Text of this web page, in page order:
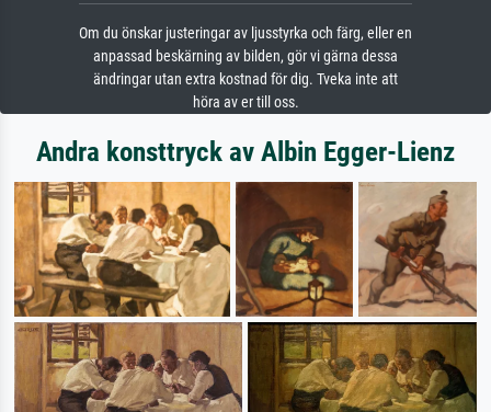
Om du önskar justeringar av ljusstyrka och färg, eller en
anpassad beskärning av bilden, gör vi gärna dessa
ändringar utan extra kostnad för dig. Tveka inte att
höra av er till oss.
Andra konsttryck av Albin Egger-Lienz